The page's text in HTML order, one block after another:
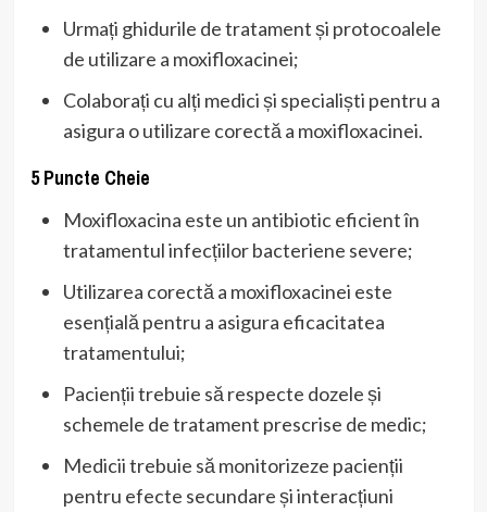
Urmați ghidurile de tratament și protocoalele
de utilizare a moxifloxacinei;
Colaborați cu alți medici și specialiști pentru a
asigura o utilizare corectă a moxifloxacinei.
5 Puncte Cheie
Moxifloxacina este un antibiotic eficient în
tratamentul infecțiilor bacteriene severe;
Utilizarea corectă a moxifloxacinei este
esențială pentru a asigura eficacitatea
tratamentului;
Pacienții trebuie să respecte dozele și
schemele de tratament prescrise de medic;
Medicii trebuie să monitorizeze pacienții
pentru efecte secundare și interacțiuni